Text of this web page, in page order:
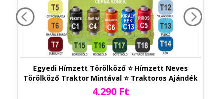
Egyedi Hímzett Törölköző ⭐ Hímzett Neves
Törölköző Traktor Mintával ⭐ Traktoros Ajándék
⭐ Névre Szóló Egyedi Ajándék
4.290 Ft